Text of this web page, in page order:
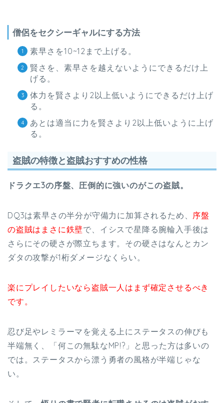
僧侶をセクシーギャルにする方法
素早さを10~12まで上げる。
賢さを、素早さを越えないようにできるだけ上
げる。
体力を賢さより2以上低いようにできるだけ上げ
る。
あとは適当に力を賢さより2以上低いように上げ
る。
盗賊の特徴と盗賊おすすめの性格
ドラクエ3の序盤、圧倒的に強いのがこの盗賊。
DQ3は素早さの半分が守備力に加算されるため、 序盤
の盗賊はまさに鉄壁で、イシスで星降る腕輪入手後は
さらにその硬さが際立ちます。その硬さはなんとカン
ダタの攻撃が1桁ダメージなくらい。
楽にプレイしたいなら盗賊一人はまず確定させるべき
です。
忍び足やレミラーマを覚える上にステータスの伸びも
半端無く、「何この無駄なMP!?」と思った方は多いの
では。ステータスから漂う勇者の風格が半端じゃな
い。